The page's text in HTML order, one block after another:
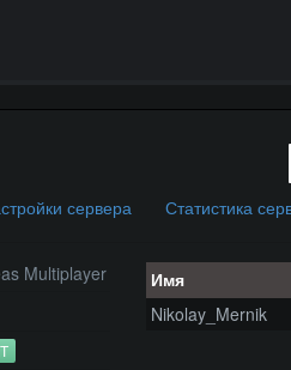
сервера Статистика
Multiplayer
Имя
Nikolay_Mernik